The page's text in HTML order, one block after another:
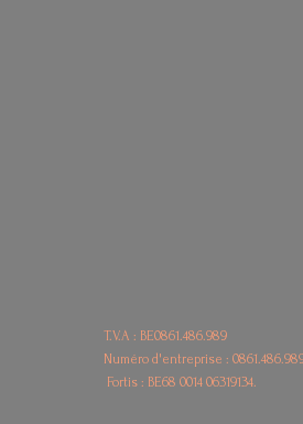
T.V.A : BE0861.486.989
Numéro d'entreprise :
Fortis : BE68 0014 06319134.